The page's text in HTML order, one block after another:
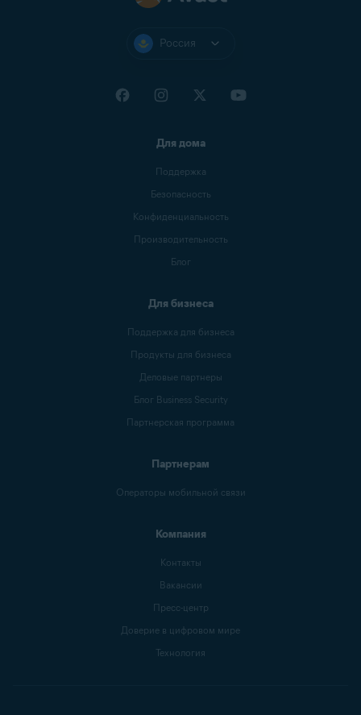
Россия
Для дома
Поддержка
Безопасность
Конфиденциальность
Производительность
Блог
Для бизнеса
Поддержка для бизнеса
Продукты для бизнеса
Деловые партнеры
Блог Business Security
Партнерская программа
Партнерам
Операторы мобильной связи
Компания
Контакты
Вакансии
Пресс-центр
Доверие в цифровом мире
Технология